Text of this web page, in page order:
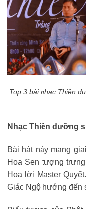
Top 3 bài nhạc Thiền
Nhạc Thiền dưỡng
Bài hát này mang
Hoa Sen tượng
Hoa lời Master
Giác Ngộ hướng đến